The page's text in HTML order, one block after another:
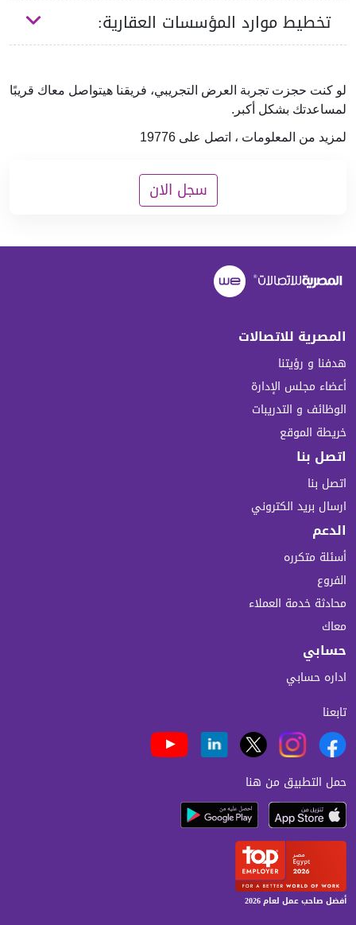
تخطيط موارد المؤسسات العقارية:
لو كنت حجزت تجربة العرض التجريبي، فريقنا هيتواصل معاك قريبًا
لمساعدتك بشكل أكبر.
لمزيد من المعلومات ، اتصل على 19776
سجل الان
المصرية للاتصالات
هدفنا و رؤيتنا
أعضاء مجلس الإدارة
الوظائف و التدريبات
خريطة الموقع
اتصل بنا
اتصل بنا
ارسال بريد الكتروني
الدعم
أسئلة متكرره
الفروع
محادثة خدمة العملاء
معاك
حسابي
اداره حسابي
تابعنا
حمل التطبيق من هنا
أفضل صاحب عمل لعام 2026